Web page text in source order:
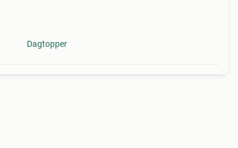
Dagtopper